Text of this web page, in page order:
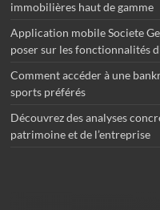
immobilières haut de gamme
Application mobile Societe
poser sur les fonctionnalités
Comment accéder à une
sports préférés
Découvrez des analyses
patrimoine et de l’entreprise